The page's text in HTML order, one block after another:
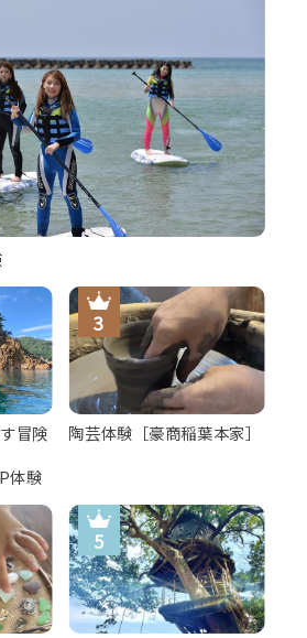
詳細
冒険
体験
陶芸体験［豪商稲葉本家］